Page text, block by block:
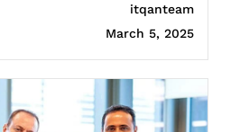
itqanteam
March 5, 2025